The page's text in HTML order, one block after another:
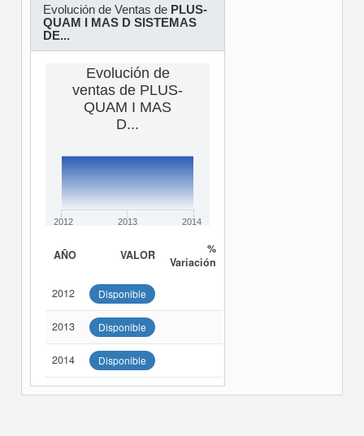
Evolución de Ventas de PLUS-
QUAM I MAS D SISTEMAS
DE...
Evolución de
ventas de PLUS-
QUAM I MAS
D...
2012 2013 2014
AÑO VALOR
%
Variación
2012 Disponible
2013 Disponible
2014 Disponible